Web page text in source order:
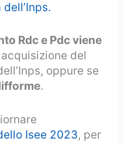
Rdc e Pdc viene
del
oppure se
.
Isee 2023, per